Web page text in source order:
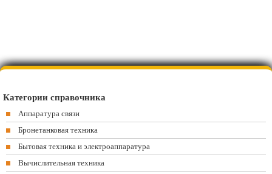
Категории справочника
Аппаратура связи
Бронетанковая техника
Бытовая техника и электроаппаратура
Вычислительная техника